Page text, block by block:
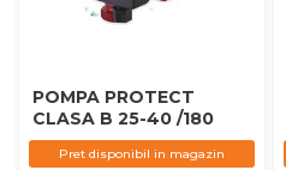
POMPA PROTECT
CLASA B 25-40 /180
Pret disponibil in magazin